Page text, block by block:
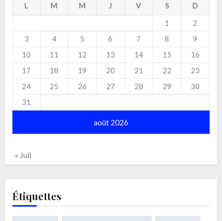
août 2026
L M M J V S
D
1
2
3
4 5 6 7 8
9
10
11 12 13 14 15
16
17
18 19 20 21 22
23
24
25 26 27 28 29
30
31
« Juil
Étiquettes